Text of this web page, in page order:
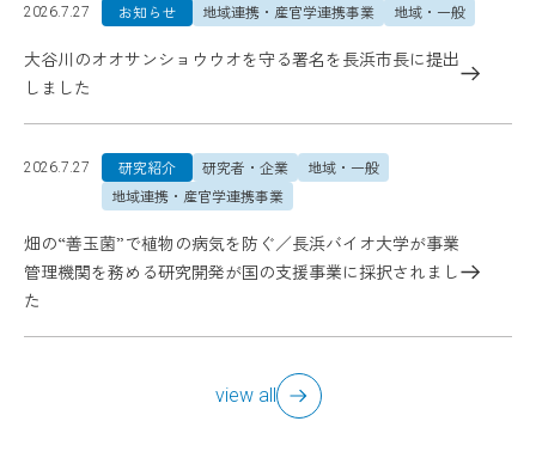
view all
2026.7.27 お知らせ 地域連携・産官学連携事業 地域・一般
大谷川のオオサンショウウオを守る署名を長浜市長に提出
しました
2026.7.27 研究紹介 研究者・企業
地域・一般
地域連携・産官学連携事業
畑の“善玉菌”で植物の病気を防ぐ／長浜バイオ大学が事業
管理機関を務める研究開発が国の支援事業に採択されまし
た